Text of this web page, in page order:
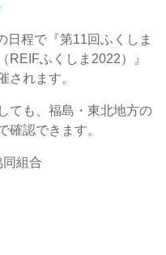
日程で『第11回ふくしま
REIFふくしま2022）』
されます。
ても、福島・東北地方の
確認できます。
組合